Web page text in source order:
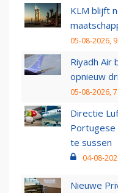
KLM blijft
05-08-2026,
Riyadh Air
opnieuw
05-08-2026,
Directie
Portugese
te sussen
04-08-
Nieuwe